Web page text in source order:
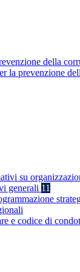
della
la prevenzione
su
generali 11
e codice di